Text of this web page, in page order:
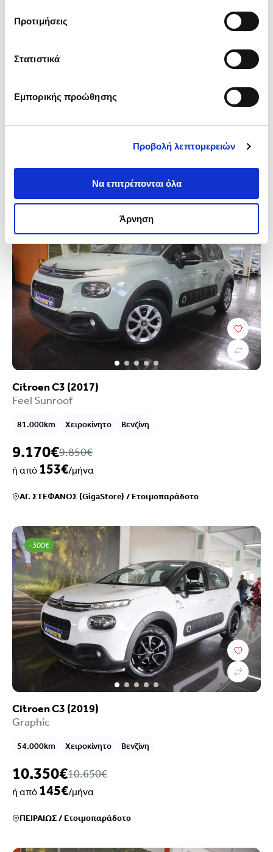
παραχωρήσει ή τις οποίες έχουν συλλέξει σε σχέση με
την από μέρους σας χρήση των υπηρεσιών τους.
Προτιμήσεις
Στατιστικά
Εμπορικής προώθησης
Προβολή λεπτομερειών
Να επιτρέπονται όλα
Άρνηση
Citroen C3 (2020)
73.000km Χειροκίνητο
10.780€
Citroen C3 (2017)
Feel Sunroof
81.000km Χειροκίνητο Βενζίνη
9.170€9.850€
ή από 153€/μήνα
ΑΓ. ΣΤΕΦΑΝΟΣ (GigaStore) /Ετοιμοπαράδοτο
-300€
Citroen C3 (2019)
Graphic
54.000km Χειροκίνητο Βενζίνη
10.350€10.650€
ή από 145€/μήνα
ΠΕΙΡΑΙΩΣ/Ετοιμοπαράδοτο